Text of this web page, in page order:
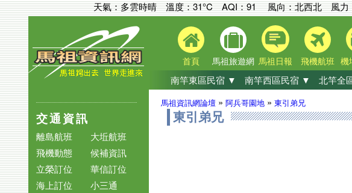
天氣：多雲時晴 溫度：31°CAQI：91 風向：北西北 風
首頁 馬祖旅遊網 馬祖日報 飛機航班 機
南竿東區民宿 ▼ 南竿西區民宿 ▼ 北竿全
交通資訊
離島航班
大坵航班
飛機動態
候補資訊
立榮訂位
華信訂位
海上訂位
小三通
馬祖資訊網論壇 » 阿兵哥園地 » 東引弟兄
東引弟兄